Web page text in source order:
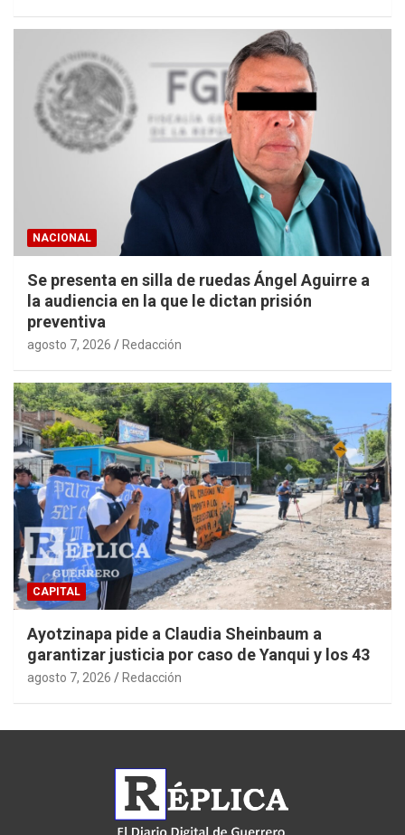
NACIONAL
Se presenta en silla de ruedas Ángel Aguirre a
la audiencia en la que le dictan prisión
preventiva
agosto 7, 2026 Redacción
CAPITAL
Ayotzinapa pide a Claudia Sheinbaum a
garantizar justicia por caso de Yanqui y los 43
agosto 7, 2026 Redacción